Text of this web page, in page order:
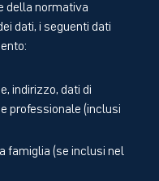
della normativa
dati, i seguenti dati
indirizzo, dati di
professionale (inclusi
famiglia (se inclusi nel